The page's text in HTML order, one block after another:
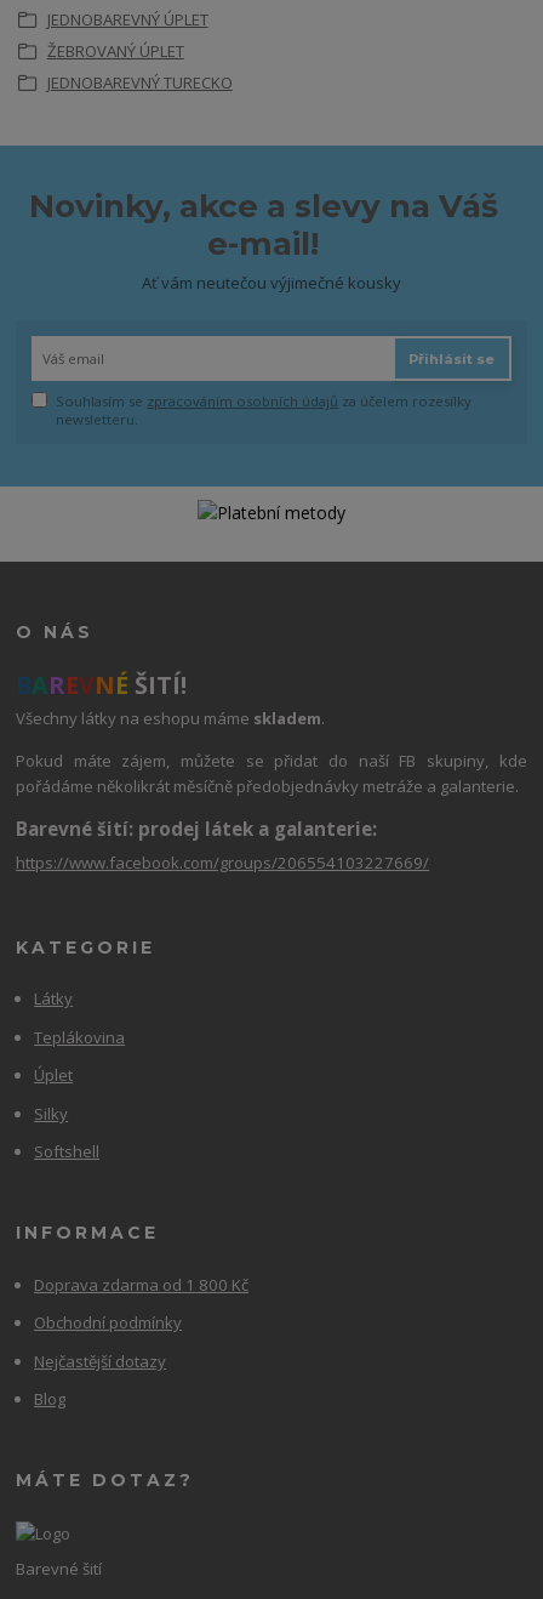
JEDNOBAREVNÝ ÚPLET
ŽEBROVANÝ ÚPLET
JEDNOBAREVNÝ TURECKO
Novinky, akce a slevy na Váš
e-mail!
Ať vám neutečou výjimečné kousky
Přihlásit se
Souhlasím se zpracováním osobních údajů za účelem rozesílky
newsletteru.
O NÁS
BAREVNÉ ŠITÍ!
Všechny látky na eshopu máme skladem.
Pokud máte zájem, můžete se přidat do naší FB skupiny, kde
pořádáme několikrát měsíčně předobjednávky metráže a galanterie.
Barevné šití: prodej látek a galanterie:
https://www.facebook.com/groups/206554103227669/
KATEGORIE
Látky
Teplákovina
Úplet
Silky
Softshell
INFORMACE
Doprava zdarma od 1 800 Kč
Obchodní podmínky
Nejčastější dotazy
Blog
MÁTE DOTAZ?
Barevné šití